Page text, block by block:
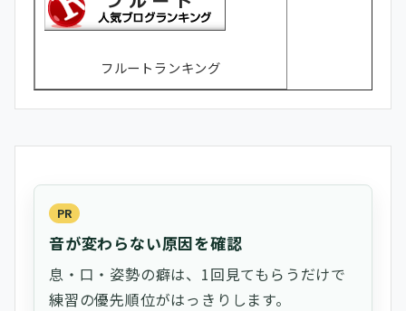
フルートランキング
PR
音が変わらない原因を確認
息・口・姿勢の癖は、1回見てもらうだけで
練習の優先順位がはっきりします。